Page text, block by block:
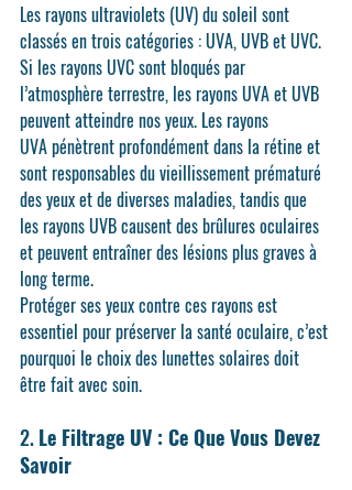
Les rayons ultraviolets (UV) du soleil sont
classés en trois catégories : UVA, UVB et UVC.
Si les rayons UVC sont bloqués par
l’atmosphère terrestre, les rayons UVA et UVB
peuvent atteindre nos yeux. Les rayons
UVA pénètrent profondément dans la rétine et
sont responsables du vieillissement prématuré
des yeux et de diverses maladies, tandis que
les rayons UVB causent des brûlures oculaires
et peuvent entraîner des lésions plus graves à
long terme.
Protéger ses yeux contre ces rayons est
essentiel pour préserver la santé oculaire, c’est
pourquoi le choix des lunettes solaires doit
être fait avec soin.
2. Le Filtrage UV : Ce Que Vous Devez
Savoir